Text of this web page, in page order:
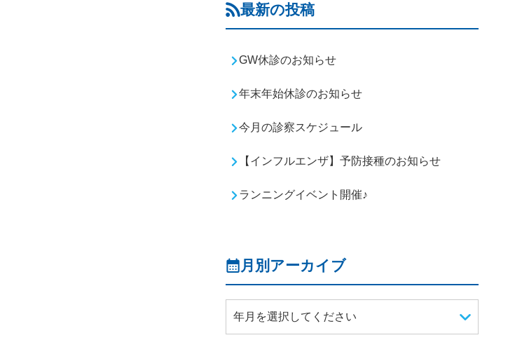
最新の投稿
GW休診のお知らせ
年末年始休診のお知らせ
今月の診察スケジュール
【インフルエンザ】予防接種のお知らせ
ランニングイベント開催♪
月別アーカイブ
年月を選択してください